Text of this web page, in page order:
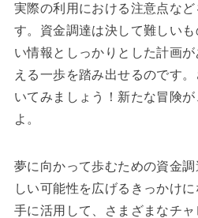
実際の利用における注意点な
す。資金調達は決して難しい
い情報としっかりとした計画
える一歩を踏み出せるのです
いてみましょう！新たな冒険
よ。
夢に向かって歩むための資金
しい可能性を広げるきっかけ
手に活用して、さまざまなチ